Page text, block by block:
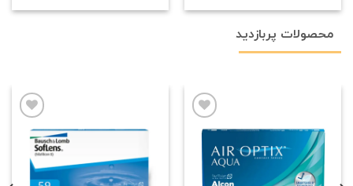
محصولات پربازدید
مندی
علاقه
مندی